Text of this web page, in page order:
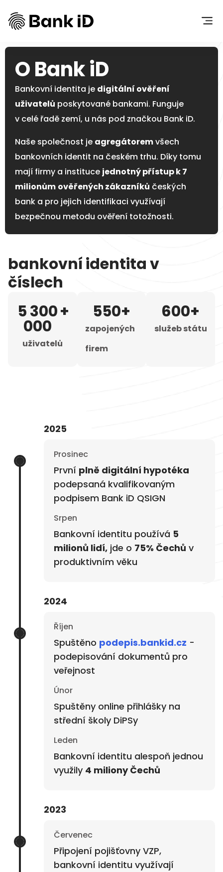
O Bank iD
Bankovní identita je digitální ověření
uživatelů poskytované bankami. Funguje
v celé řadě zemí, u nás pod značkou Bank iD.
Naše společnost je agregátoremvšech
bankovních identit na českém trhu. Díky tomu
mají firmy a instituce jednotný přístup k 7
milionům ověřených zákazníků českých
bank a pro jejich identifikaci využívají
bezpečnou metodu ověření totožnosti.
bankovní identita v
číslech
uživatelů
5 300
000
+
zapojených
firem
550+
služeb státu
600+
2025
Prosinec
První plně digitální hypotéka
podepsaná kvalifikovaným
podpisem Bank iD QSIGN
Srpen
Bankovní identitu používá 5
milionů lidí, jde o 75% Čechů v
produktivním věku
2024
Říjen
Spuštěno podepis.bankid.cz -
podepisování dokumentů pro
veřejnost
Únor
Spuštěny online přihlášky na
střední školy DiPSy
Leden
Bankovní identitu alespoň jednou
využily 4 miliony Čechů
2023
Červenec
Připojení pojišťovny VZP,
bankovní identitu využívají